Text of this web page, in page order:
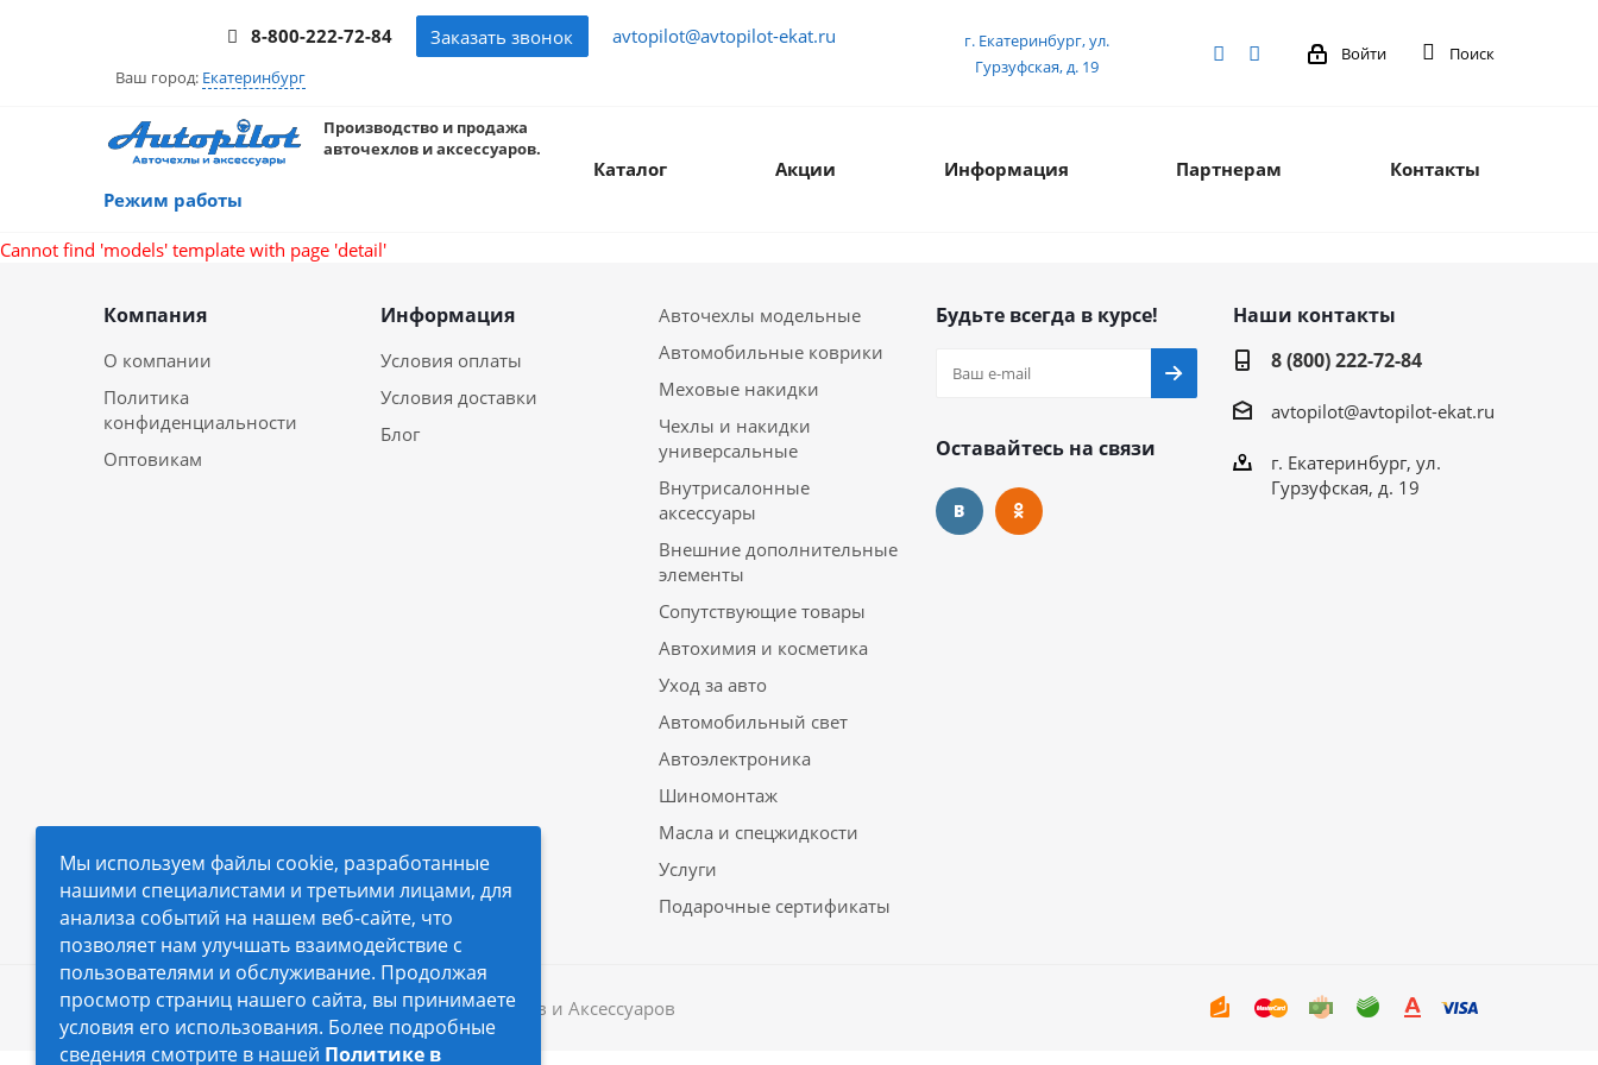
8-800-222-72-84 Заказать звонок avtopilot@avtopilot-ekat.ru
Ваш город: Екатеринбург
г. Екатеринбург, ул.
Гурзуфская, д. 19
Войти Поиск
Производство и продажа
авточехлов и аксессуаров.
Режим работы
Каталог Акции Информация Партнерам Контакты
Cannot find 'models' template with page 'detail'
Компания
О компании
Политика
конфиденциальности
Оптовикам
Информация
Условия оплаты
Условия доставки
Блог
Авточехлы модельные
Автомобильные коврики
Меховые накидки
Чехлы и накидки
универсальные
Внутрисалонные
аксессуары
Внешние дополнительные
элементы
Сопутствующие товары
Автохимия и косметика
Уход за авто
Автомобильный свет
Автоэлектроника
Шиномонтаж
Масла и спецжидкости
Услуги
Подарочные сертификаты
Будьте всегда в курсе!
Оставайтесь на связи
Наши контакты
8 (800) 222-72-84
avtopilot@avtopilot-ekat.ru
г. Екатеринбург, ул.
Гурзуфская, д. 19
2026 © Автопилот - интернет-магазин Авточехлов и Аксессуаров
Мы используем файлы cookie, разработанные
нашими специалистами и третьими лицами, для
анализа событий на нашем веб-сайте, что
позволяет нам улучшать взаимодействие с
пользователями и обслуживание. Продолжая
просмотр страниц нашего сайта, вы принимаете
условия его использования. Более подробные
сведения смотрите в нашей Политике в